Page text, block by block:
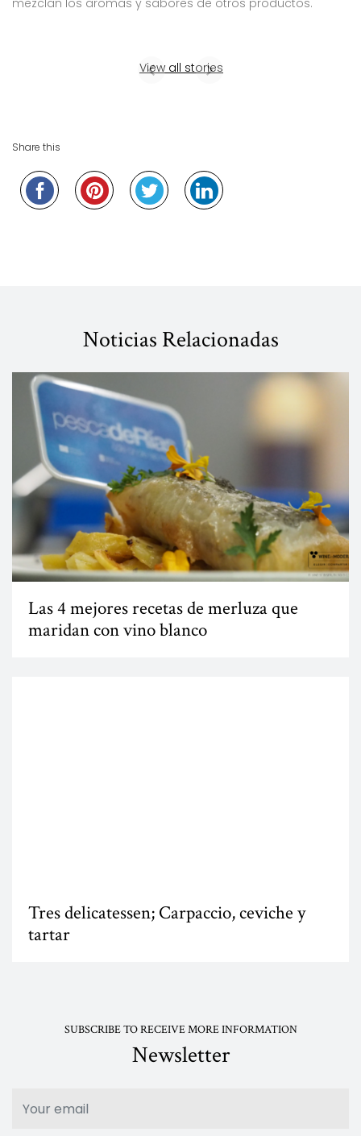
mezclan los aromas y sabores de otros productos.
View all stories
Share this
Noticias Relacionadas
Las 4 mejores recetas de merluza que
maridan con vino blanco
Tres delicatessen; Carpaccio, ceviche y
tartar
SUBSCRIBE TO RECEIVE MORE INFORMATION
Newsletter